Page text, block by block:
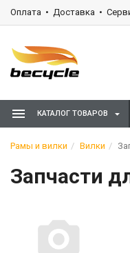
Оплата Доставка
КАТАЛОГ ТОВАРОВ
Рамы и вилки Вилки
Запчасти